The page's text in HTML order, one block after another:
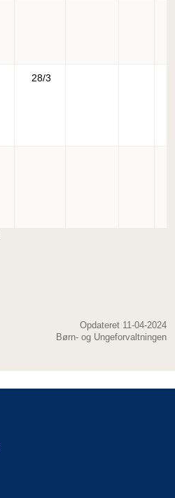
28/3
Opdateret 11-04-2024
Børn- og Ungeforvaltningen